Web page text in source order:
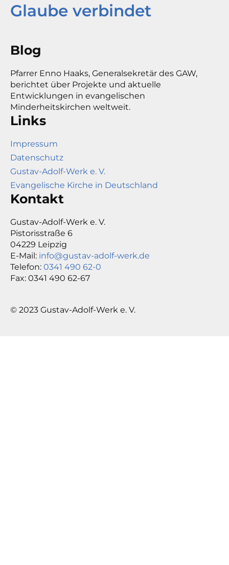
Glaube verbindet
Blog
Pfarrer Enno Haaks, Generalsekretär des GAW,
berichtet über Projekte und aktuelle
Entwicklungen in evangelischen
Minderheitskirchen weltweit.
Links
Impressum
Datenschutz
Gustav-Adolf-Werk e. V.
Evangelische Kirche in Deutschland
Kontakt
Gustav-Adolf-Werk e. V.
Pistorisstraße 6
04229 Leipzig
E-Mail: info@gustav-adolf-werk.de
Telefon: 0341 490 62-0
Fax: 0341 490 62-67
© 2023 Gustav-Adolf-Werk e. V.